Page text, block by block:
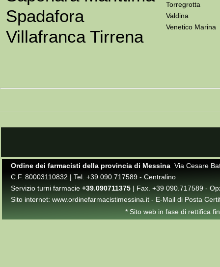
Spadafora
Villafranca Tirrena
Torregrotta
Valdina
Venetico Marina
Ordine dei farmacisti della provincia di MessinaVia Cesare
C.F. 80003110832 | Tel. +39 090.717589 - Centralino
Servizio turni farmacie +39.090711375| Fax. +39 090.717589 -
Sito internet: www.ordinefarmacistimessina.it- E-Mail di Posta
* Sito web in fase di rettifica